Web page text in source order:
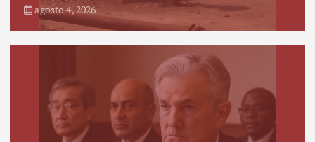
agosto 4, 2026